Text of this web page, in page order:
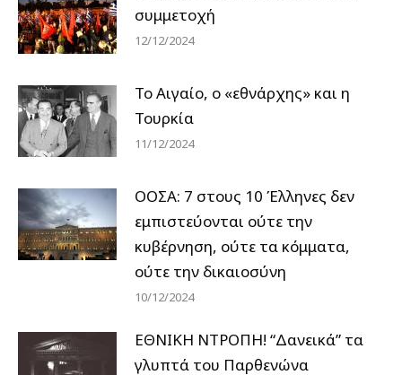
συμμετοχή
12/12/2024
Το Αιγαίο, ο «εθνάρχης» και η
Τουρκία
11/12/2024
ΟΟΣΑ: 7 στους 10 Έλληνες δεν
εμπιστεύονται ούτε την
κυβέρνηση, ούτε τα κόμματα,
ούτε την δικαιοσύνη
10/12/2024
ΕΘΝΙΚΗ ΝΤΡΟΠΗ! “Δανεικά” τα
γλυπτά του Παρθενώνα